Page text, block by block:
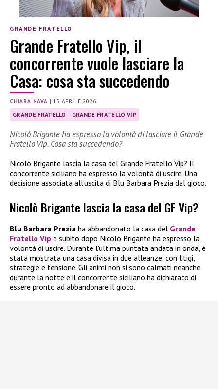
GRANDE FRATELLO
Grande Fratello Vip, il
concorrente vuole lasciare la
Casa: cosa sta succedendo
CHIARA NAVA | 15 APRILE 2026
GRANDE FRATELLO GRANDE FRATELLO VIP
Nicolò Brigante ha espresso la volontà di lasciare il Grande
Fratello Vip. Cosa sta succedendo?
Nicolò Brigante lascia la casa del Grande Fratello Vip? Il
concorrente siciliano ha espresso la volontà di uscire. Una
decisione associata all’uscita di Blu Barbara Prezia dal gioco.
Nicolò Brigante lascia la casa del GF Vip?
Blu Barbara Prezia ha abbandonato la casa del Grande
Fratello Vip e subito dopo Nicolò Brigante ha espresso la
volontà di uscire. Durante l’ultima puntata andata in onda, è
stata mostrata una casa divisa in due alleanze, con litigi,
strategie e tensione. Gli animi non si sono calmati neanche
durante la notte e il concorrente siciliano ha dichiarato di
essere pronto ad abbandonare il gioco.